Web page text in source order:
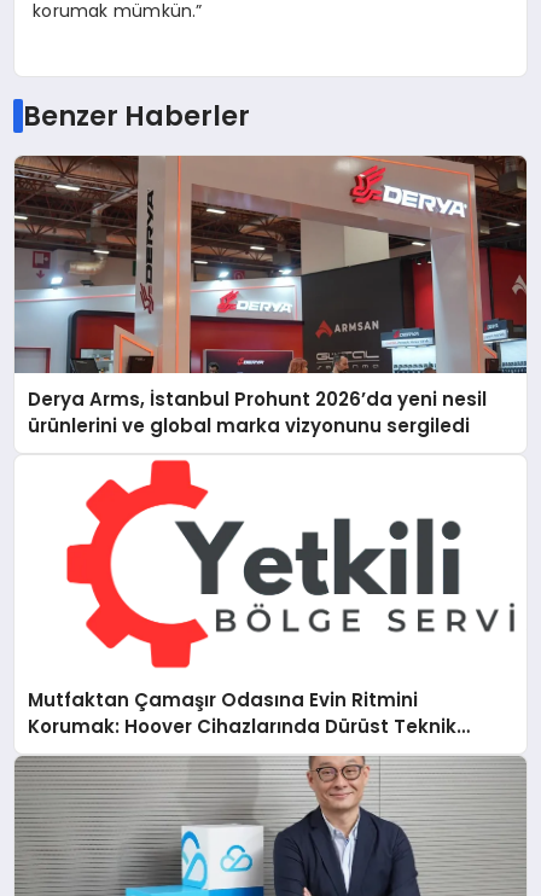
korumak mümkün.”
Benzer Haberler
Derya Arms, İstanbul Prohunt 2026’da yeni nesil
ürünlerini ve global marka vizyonunu sergiledi
Mutfaktan Çamaşır Odasına Evin Ritmini
Korumak: Hoover Cihazlarında Dürüst Teknik
Destek Deneyimi